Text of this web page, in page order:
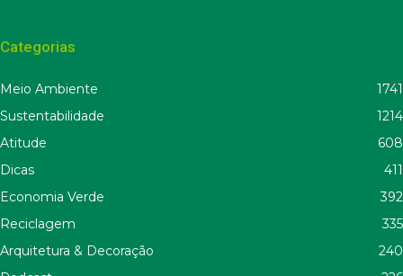
Categorias
Meio Ambiente
1741
Sustentabilidade
1214
Atitude
608
Dicas
411
Economia Verde
392
Reciclagem
335
Arquitetura & Decoração
240